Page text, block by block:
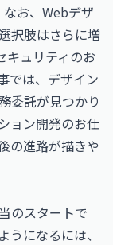
お、Webデザ
択肢はさらに増
キュリティのお
では、デザイン
委託が見つかり
ョン開発のお仕
の進路が描きや
のスタートで
になるには、